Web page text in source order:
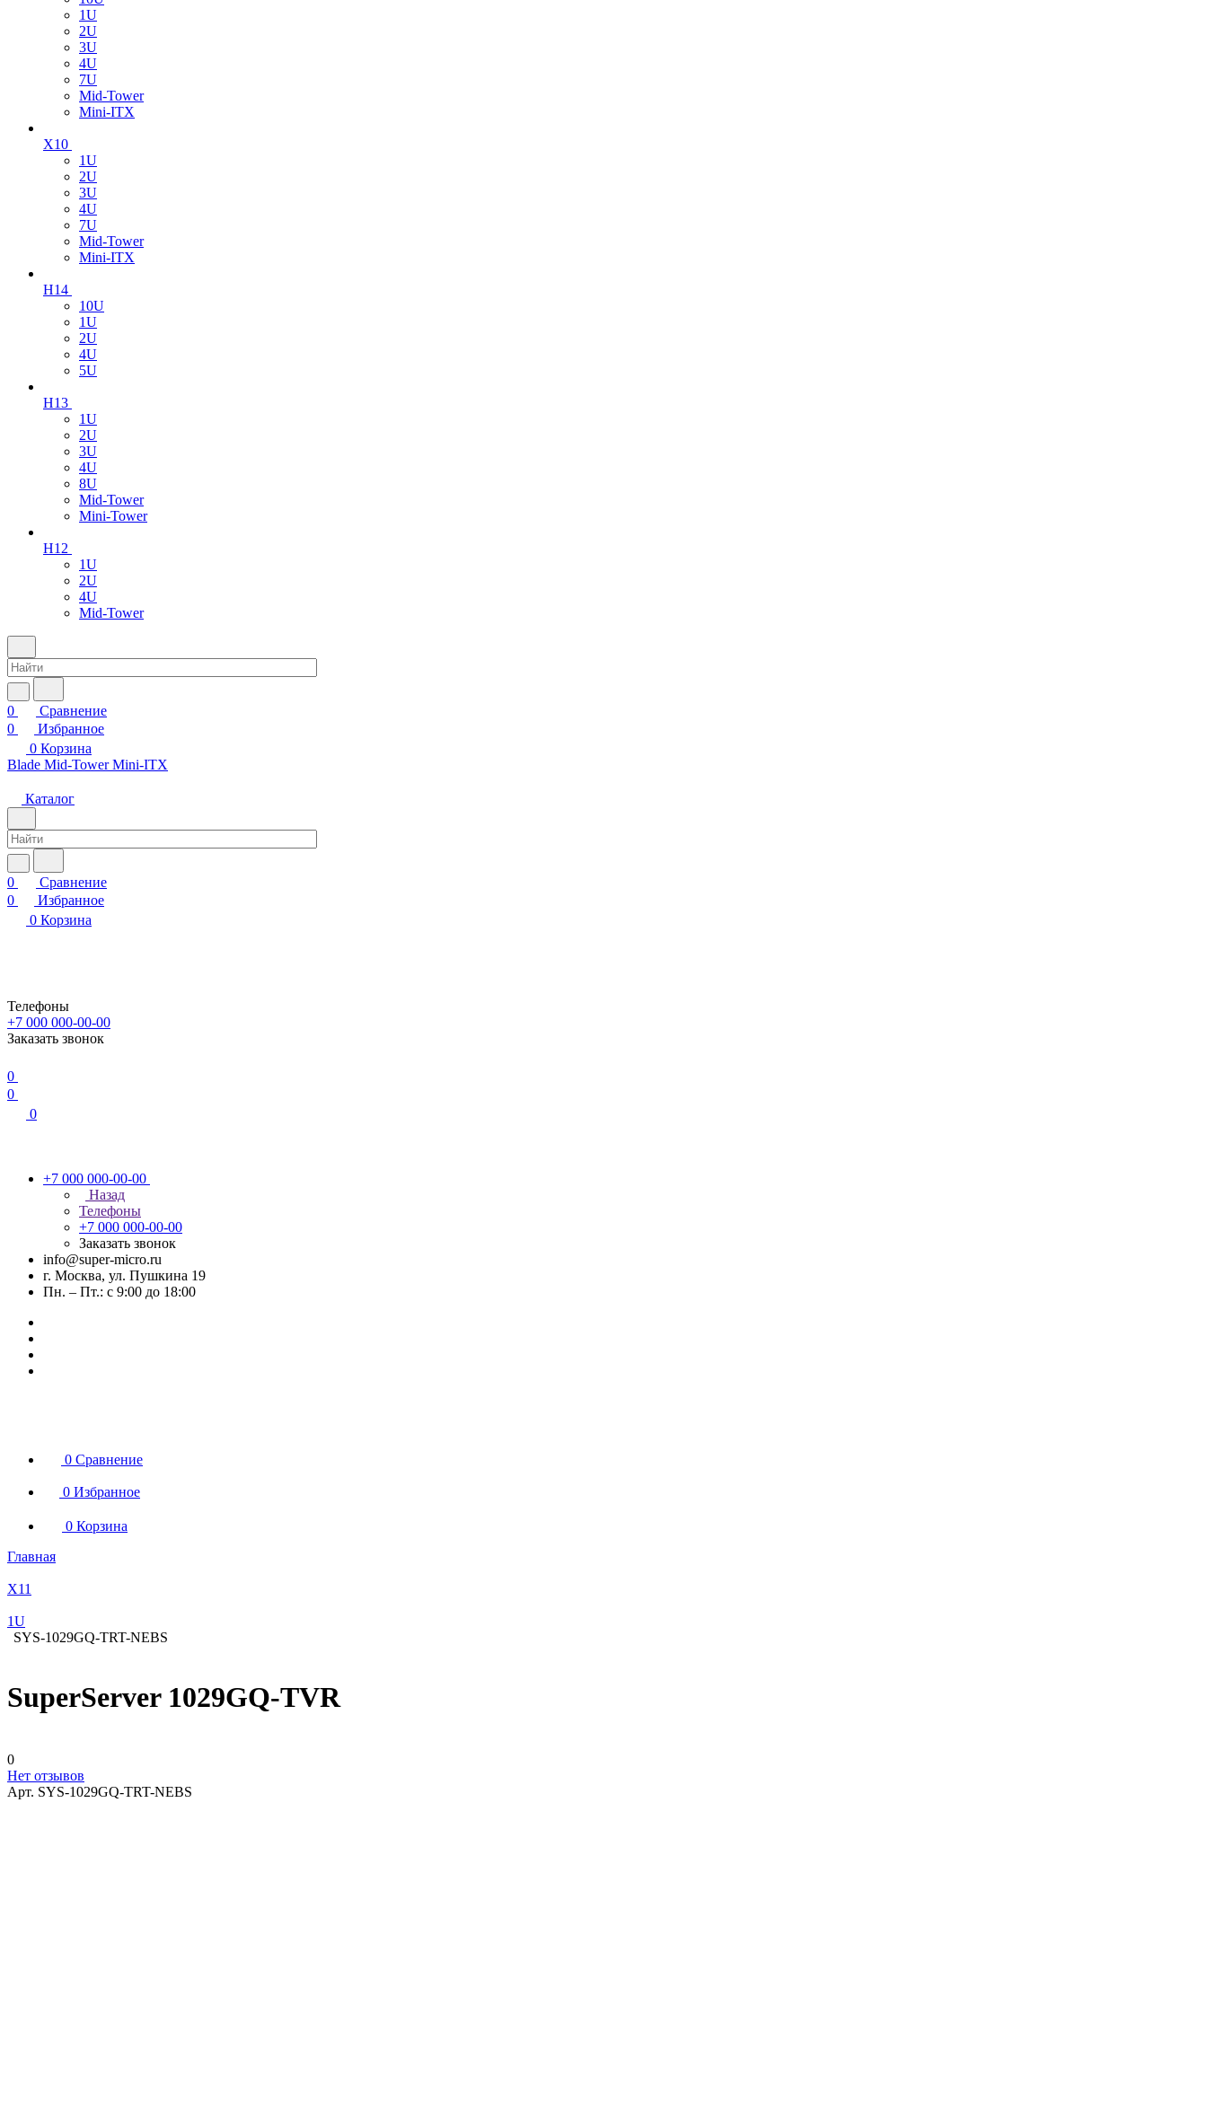
1U
2U
3U
4U
7U
Mid-Tower
Mini-ITX
X10
1U
2U
3U
4U
7U
Mid-Tower
Mini-ITX
H14
10U
1U
2U
4U
5U
H13
1U
2U
3U
4U
8U
Mid-Tower
Mini-Tower
H12
1U
2U
4U
Mid-Tower
0
Сравнение
0
Избранное
0 Корзина
Blade Mid-Tower Mini-ITX
Каталог
0
Сравнение
0
Избранное
0 Корзина
Телефоны
+7 000 000-00-00
Заказать звонок
0
0
0
+7 000 000-00-00
Назад
Телефоны
+7 000 000-00-00
Заказать звонок
info@super-micro.ru
г. Москва, ул. Пушкина 19
Пн. – Пт.: с 9:00 до 18:00
0 Сравнение
0 Избранное
0 Корзина
Главная
X11
1U
SYS-1029GQ-TRT-NEBS
SuperServer 1029GQ-TVR
0
Нет отзывов
Арт. SYS-1029GQ-TRT-NEBS